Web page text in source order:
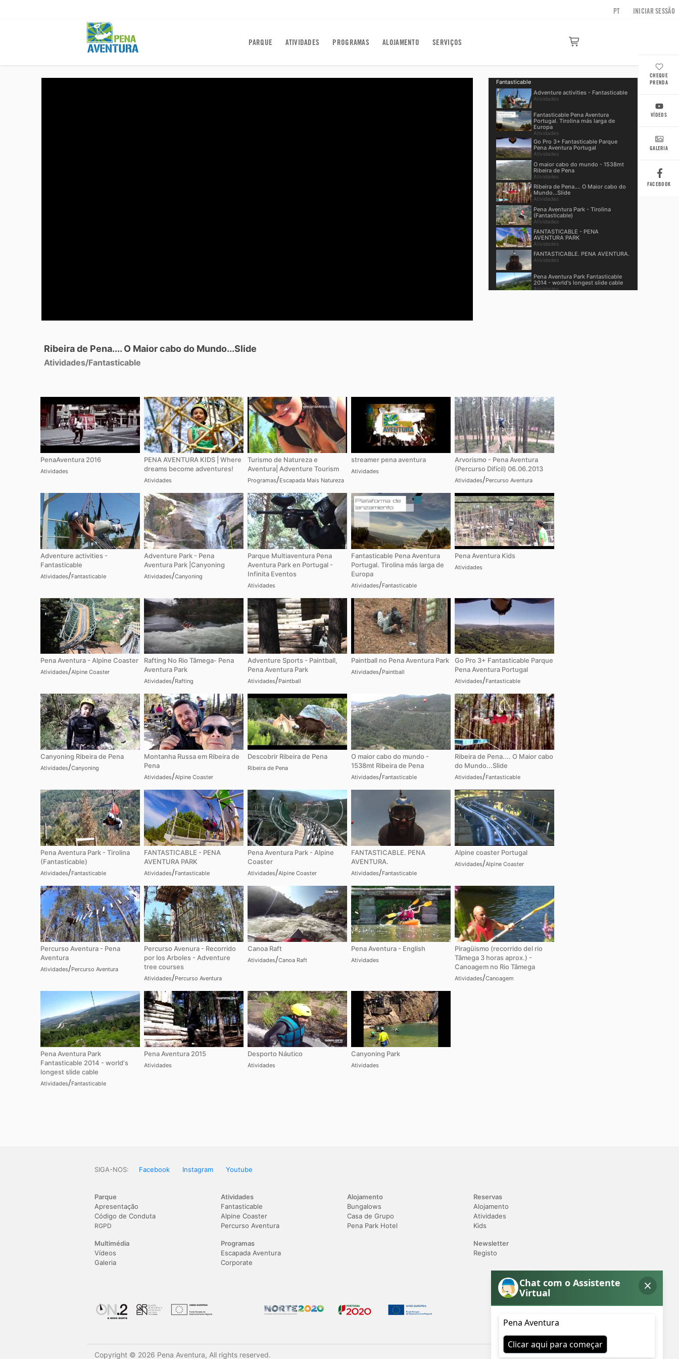
PT INICIAR SESSÃO
PARQUE ATIVIDADES PROGRAMAS ALOJAMENTO SERVIÇOS
Fantasticable
Adventure activities - Fantasticable
Atividades
Fantasticable Pena Aventura
Portugal. Tirolina más larga de
Europa
Atividades
Go Pro 3+ Fantasticable Parque
Pena Aventura Portugal
Atividades
O maior cabo do mundo - 1538mt
Ribeira de Pena
Atividades
Ribeira de Pena.... O Maior cabo do
Mundo...Slide
Atividades
Pena Aventura Park - Tirolina
(Fantasticable)
Atividades
FANTASTICABLE - PENA
AVENTURA PARK
Atividades
FANTASTICABLE. PENA AVENTURA.
Atividades
Pena Aventura Park Fantasticable
2014 - world's longest slide cable
Atividades
Ribeira de Pena.... O Maior cabo do Mundo...Slide
Atividades/Fantasticable
PenaAventura 2016
Atividades
PENA AVENTURA KIDS | Where
dreams become adventures!
Atividades
Turismo de Natureza e
Aventura| Adventure Tourism
Programas/Escapada Mais Natureza
streamer pena aventura
Atividades
Arvorismo - Pena Aventura
(Percurso Difícil) 06.06.2013
Atividades/Percurso Aventura
Adventure activities -
Fantasticable
Atividades/Fantasticable
Adventure Park - Pena
Aventura Park |Canyoning
Atividades/Canyoning
Parque Multiaventura Pena
Aventura Park en Portugal -
Infinita Eventos
Atividades
Fantasticable Pena Aventura
Portugal. Tirolina más larga de
Europa
Atividades/Fantasticable
Pena Aventura Kids
Atividades
Pena Aventura - Alpine Coaster
Atividades/Alpine Coaster
Rafting No Rio Tâmega- Pena
Aventura Park
Atividades/Rafting
Adventure Sports - Paintball,
Pena Aventura Park
Atividades/Paintball
Paintball no Pena Aventura Park
Atividades/Paintball
Go Pro 3+ Fantasticable Parque
Pena Aventura Portugal
Atividades/Fantasticable
Canyoning Ribeira de Pena
Atividades/Canyoning
Montanha Russa em Ribeira de
Pena
Atividades/Alpine Coaster
Descobrir Ribeira de Pena
Ribeira de Pena
O maior cabo do mundo -
1538mt Ribeira de Pena
Atividades/Fantasticable
Ribeira de Pena.... O Maior cabo
do Mundo...Slide
Atividades/Fantasticable
Pena Aventura Park - Tirolina
(Fantasticable)
Atividades/Fantasticable
FANTASTICABLE - PENA
AVENTURA PARK
Atividades/Fantasticable
Pena Aventura Park - Alpine
Coaster
Atividades/Alpine Coaster
FANTASTICABLE. PENA
AVENTURA.
Atividades/Fantasticable
Alpine coaster Portugal
Atividades/Alpine Coaster
Percurso Aventura - Pena
Aventura
Atividades/Percurso Aventura
Percurso Avenura - Recorrido
por los Arboles - Adventure
tree courses
Atividades/Percurso Aventura
Canoa Raft
Atividades/Canoa Raft
Pena Aventura - English
Atividades
Piragüismo (recorrido del rio
Tâmega 3 horas aprox.) -
Canoagem no Rio Tâmega
Atividades/Canoagem
Pena Aventura Park
Fantasticable 2014 - world's
longest slide cable
Atividades/Fantasticable
Pena Aventura 2015
Atividades
Desporto Náutico
Atividades
Canyoning Park
Atividades
CHEQUE
PRENDA
VÍDEOS
GALERIA
FACEBOOK
SIGA-NOS: Facebook Instagram Youtube
Parque
Apresentação
Código de Conduta
RGPD
Multimédia
Vídeos
Galeria
Atividades
Fantasticable
Alpine Coaster
Percurso Aventura
Programas
Escapada Aventura
Corporate
Alojamento
Bungalows
Casa de Grupo
Pena Park Hotel
Reservas
Alojamento
Atividades
Kids
Newsletter
Registo
Copyright © 2026 Pena Aventura, All rights reserved.